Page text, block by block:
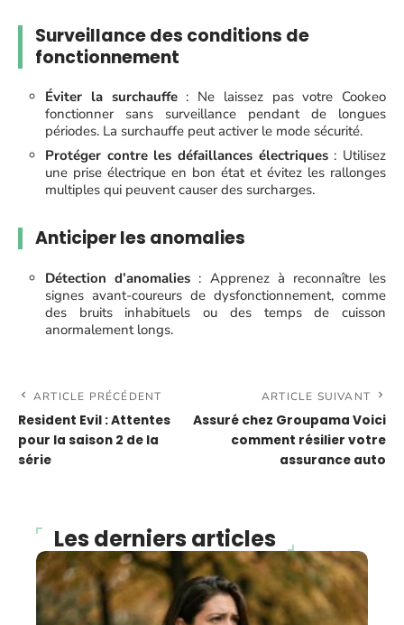
Surveillance des conditions de
fonctionnement
Éviter la surchauffe: Ne laissez pas votre Cookeo
fonctionner sans surveillance pendant de longues
périodes. La surchauffe peut activer le mode sécurité.
Protéger contre les défaillances électriques: Utilisez
une prise électrique en bon état et évitez les rallonges
multiples qui peuvent causer des surcharges.
Anticiper les anomalies
Détection d’anomalies : Apprenez à reconnaître les
signes avant-coureurs de dysfonctionnement, comme
des bruits inhabituels ou des temps de cuisson
anormalement longs.
ARTICLE PRÉCÉDENT
Resident Evil : Attentes
pour la saison 2 de la
série
ARTICLE SUIVANT
Assuré chez Groupama Voici
comment résilier votre
assurance auto
Les derniers articles